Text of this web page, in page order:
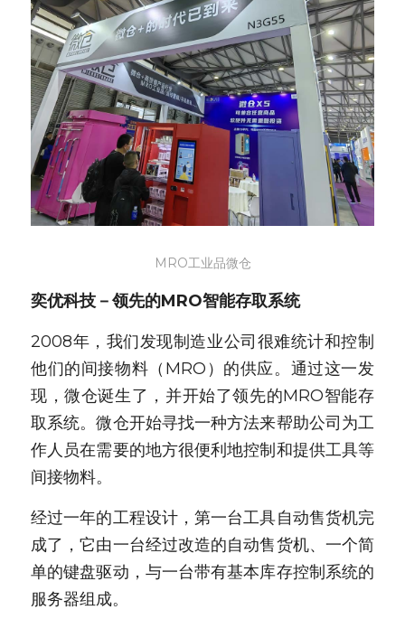
MRO工业品微仓
奕优科技－领先的MRO智能存取系统
2008年，我们发现制造业公司很难统计和控制
他们的间接物料（MRO）的供应。通过这一发
现，微仓诞生了，并开始了领先的MRO智能存
取系统。微仓开始寻找一种方法来帮助公司为工
作人员在需要的地方很便利地控制和提供工具等
间接物料。
经过一年的工程设计，第一台工具自动售货机完
成了，它由一台经过改造的自动售货机、一个简
单的键盘驱动，与一台带有基本库存控制系统的
服务器组成。